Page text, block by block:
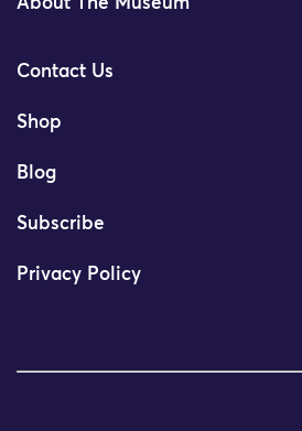
About The Museum
Contact Us
Shop
Blog
Subscribe
Privacy Policy